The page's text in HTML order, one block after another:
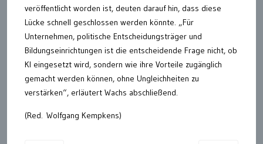
veröffentlicht worden ist, deuten darauf hin, dass diese
Lücke schnell geschlossen werden könnte. „Für
Unternehmen, politische Entscheidungsträger und
Bildungseinrichtungen ist die entscheidende Frage nicht, ob
KI eingesetzt wird, sondern wie ihre Vorteile zugänglich
gemacht werden können, ohne Ungleichheiten zu
verstärken“, erläutert Wachs abschließend.
(Red. Wolfgang Kempkens)